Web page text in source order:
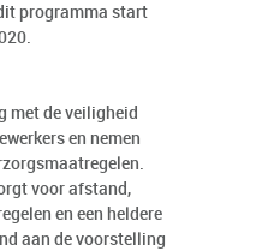
programma start
met de veiligheid
en nemen
voor afstand,
en een heldere
aan de voorstelling